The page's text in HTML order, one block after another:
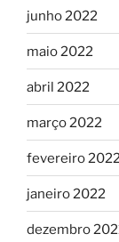
junho 2022
maio 2022
abril 2022
março 2022
fevereiro
janeiro 2022
dezembro